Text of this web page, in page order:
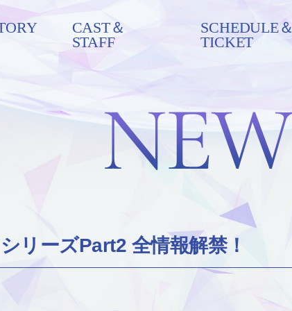
CAST＆
STAFF
SCHEDULE＆
TICKET
リーズPart2 全情報解禁！